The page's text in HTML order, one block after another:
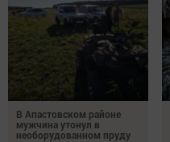
В Апастовском районе
мужчина утонул в
необорудованном пруду